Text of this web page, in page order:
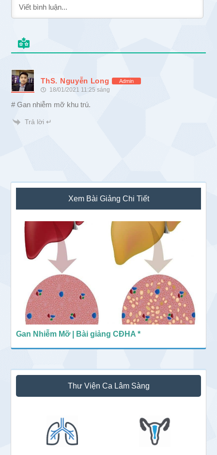
ThS. Nguyễn Long Admin
18/01/2021 11:25 sáng
# Gan nhiễm mỡ khu trú.
Trả lời ↵
Sidebar
chính
Xem Bài Giảng Chi Tiết
Gan Nhiễm Mỡ | Bài giảng CĐHA *
Thư Viện Ca Lâm Sàng